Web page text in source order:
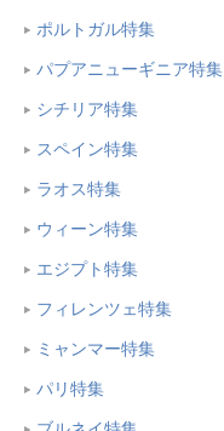
ポルトガル特集
パプアニューギニア特集
シチリア特集
スペイン特集
ラオス特集
ウィーン特集
エジプト特集
フィレンツェ特集
ミャンマー特集
パリ特集